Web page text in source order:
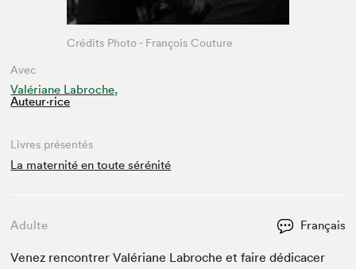
Avec
Valériane Labroche,
Auteur·rice
Crédits Photo - François Couture
Livres présentés
La maternité en toute sérénité
Adulte Français
Venez ren­con­tr­er Valéri­ane Labroche et faire dédi­cac­er